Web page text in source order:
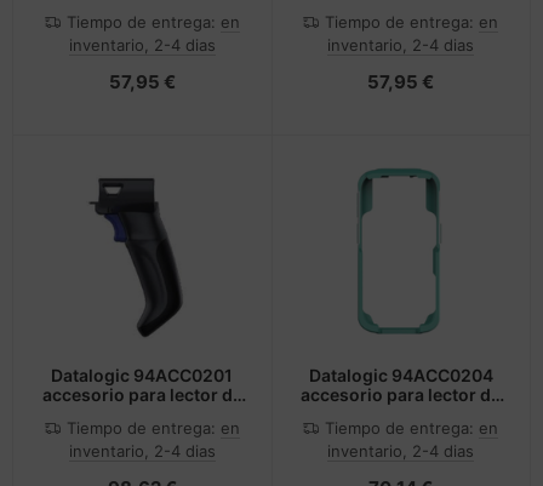
Tiempo de entrega: en
inventario, 2-4 dias
57,95 €
de mano
Tiempo de entrega: en
inventario, 2-4 dias
57,95 €
Datalogic 94ACC0201
accesorio para lector de
Empuñadura con gatillo
Tiempo de entrega: en
inventario, 2-4 dias
Datalogic 94ACC0204
accesorio para lector de
robusta para terminal
portátil
Tiempo de entrega: en
inventario, 2-4 dias